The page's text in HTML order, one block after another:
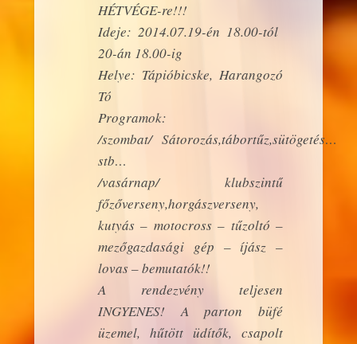
HÉTVÉGE-re!!!
Ideje: 2014.07.19-én 18.00-tól
20-án 18.00-ig
Helye: Tápióbicske, Harangozó
Tó
Programok:
/szombat/ Sátorozás,tábortűz,sütögetés…
stb…
/vasárnap/ klubszintű
főzőverseny,horgászverseny,
kutyás – motocross – tűzoltó –
mezőgazdasági gép – íjász –
lovas – bemutatók!!
A rendezvény teljesen
INGYENES! A parton büfé
üzemel, hűtött üdítők, csapolt